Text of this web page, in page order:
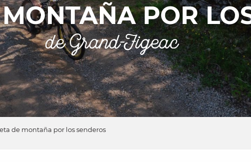
POR
de Grand-Figeac
de montaña por los senderos